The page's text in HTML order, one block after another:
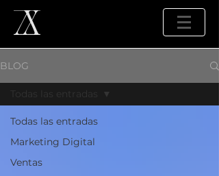
BLOG
Todas las entradas
Marketing Digital
Ventas
Todas las entradas